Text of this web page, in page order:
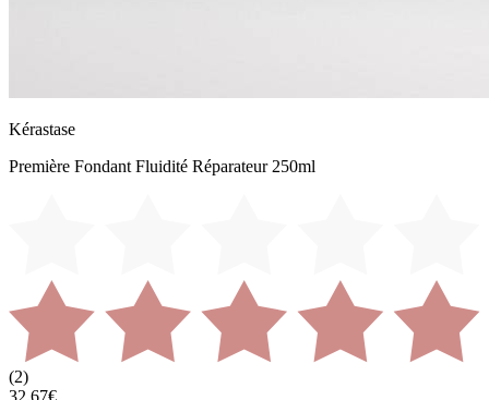
Kérastase
Première Fondant Fluidité Réparateur 250ml
(2)